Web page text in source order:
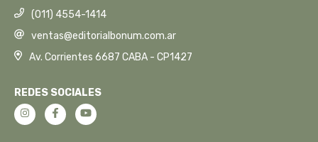
(011) 4554-1414
ventas@editorialbonum.com.ar
Av. Corrientes 6687 CABA - CP1427
REDES SOCIALES